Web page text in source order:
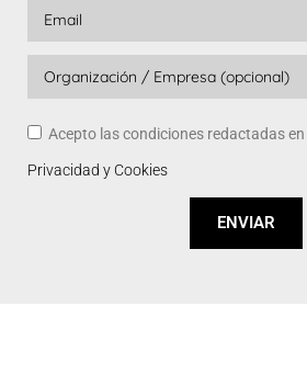
Acepto las condiciones redactadas en
Privacidad y Cookies
ENVIAR